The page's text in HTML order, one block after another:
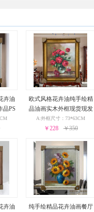
卉油
品PS
小时
欧式风格花卉油纯手绘精
品油画实木外框现货现发
葡萄花瓶与酒杯24小时之
内发货
A:外框尺寸：73*63CM
￥228 ￥350
卉油
纯手绘精品花卉油画餐厅